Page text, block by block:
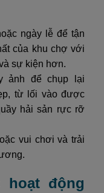
ngày lễ để tận
của khu chợ với
sự kiện hơn.
ảnh để chụp lại
từ lối vào được
hải sản rực rỡ
vui chơi và trải
hoạt động